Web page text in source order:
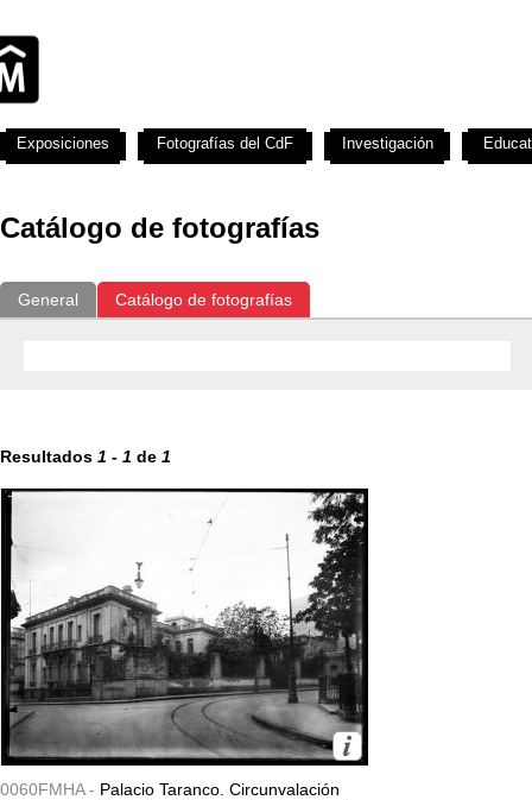
Catálogo de fotografías
General Catálogo de fotografías
Resultados 1 - 1 de 1
0060FMHA - Palacio Taranco. Circunvalación
Exposiciones Fotografías del CdF Investigación